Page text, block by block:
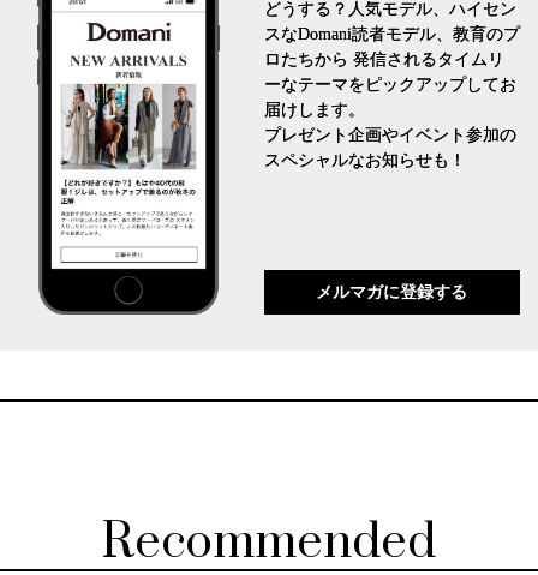
どうする？人気モデル、ハイセン
スなDomani読者モデル、教育のプ
ロたちから 発信されるタイムリ
ーなテーマをピックアップしてお
届けします。
プレゼント企画やイベント参加の
スペシャルなお知らせも！
メルマガに登録する
Recommended